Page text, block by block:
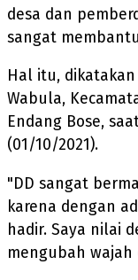
desa dan
sangat
Hal itu, dikatakan
Wabula,
Endang Bose,
(01/10/2021).
"DD sangat
karena dengan
hadir. Saya nilai
mengubah wajah